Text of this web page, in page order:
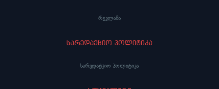
რეკლამა
სარედაქციო პოლიტიკა
სარედაქციო პოლიტიკა